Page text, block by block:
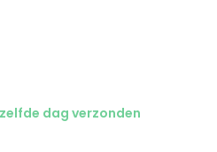
dag verzonden